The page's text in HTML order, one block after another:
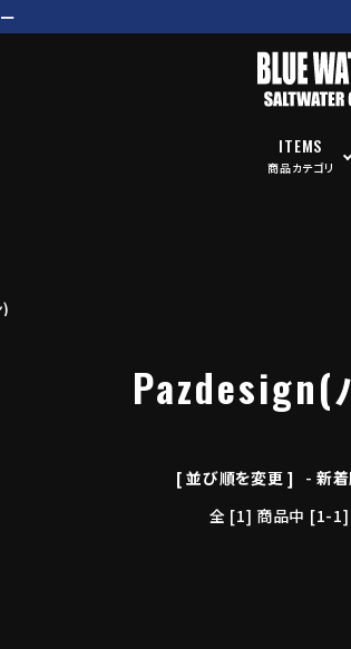
ITEMS
商品カテゴリ
Pazdesign(
[ 並び順を変更 ] -新
全 [1] 商品中 [1-1]